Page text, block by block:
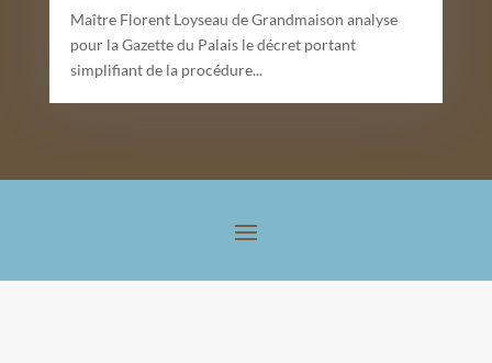
Maître Florent Loyseau de Grandmaison analyse
pour la Gazette du Palais le décret portant
simplifiant de la procédure...